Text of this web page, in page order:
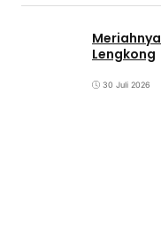
Lengkong
30 Juli 2026